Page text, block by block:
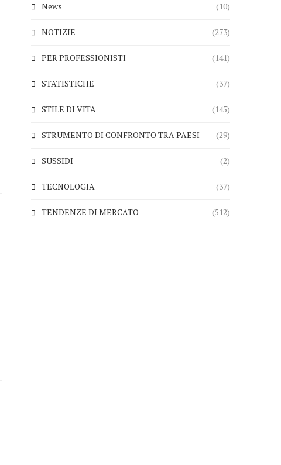
News (10)
NOTIZIE (273)
PER PROFESSIONISTI (141)
STATISTICHE (37)
STILE DI VITA (145)
STRUMENTO DI CONFRONTO TRA PAESI (29)
SUSSIDI (2)
TECNOLOGIA (37)
TENDENZE DI MERCATO (512)